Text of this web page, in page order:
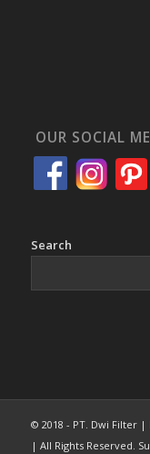
OUR SOCIAL
Search
© 2018 - PT. Dwi Filter
| All Rights Reserved.